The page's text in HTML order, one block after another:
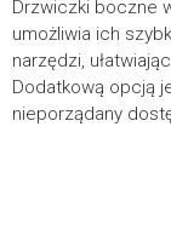
Drzwiczki boczne
umożliwia ich
narzędzi,
Dodatkową opcją
nieporządany